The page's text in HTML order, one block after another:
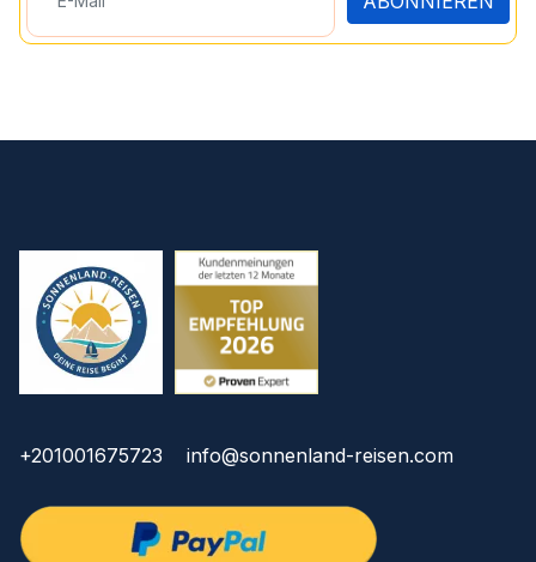
+201001675723 info@sonnenland-reisen.com